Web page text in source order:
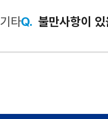
기타Q. 불만사항이